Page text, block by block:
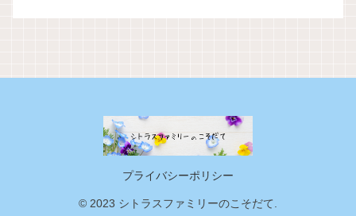
プライバシーポリシー
© 2023 シトラスファミリーのこそだて.